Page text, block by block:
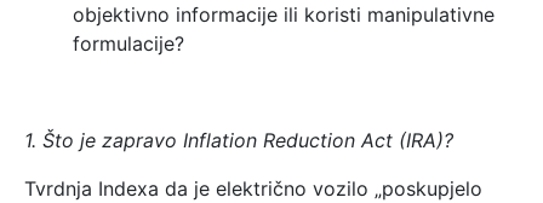
objektivno informacije ili koristi manipulativne
formulacije?
1. Što je zapravo Inflation Reduction Act (IRA)?
Tvrdnja Indexa da je električno vozilo „poskupjelo